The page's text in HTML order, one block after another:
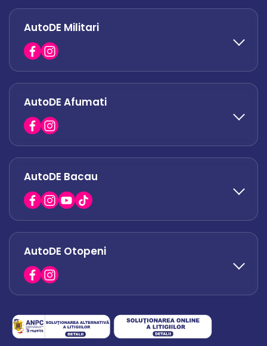
0758 671 921
0742 444 194
office.odaii@autode.ro
AutoDE Militari
0758 338 428
office.militari@autode.ro
AutoDE Afumati
0751 628 054
AutoDE Bacau
0730 063 852
0730 063 851
AutoDE Otopeni
0754 649 360